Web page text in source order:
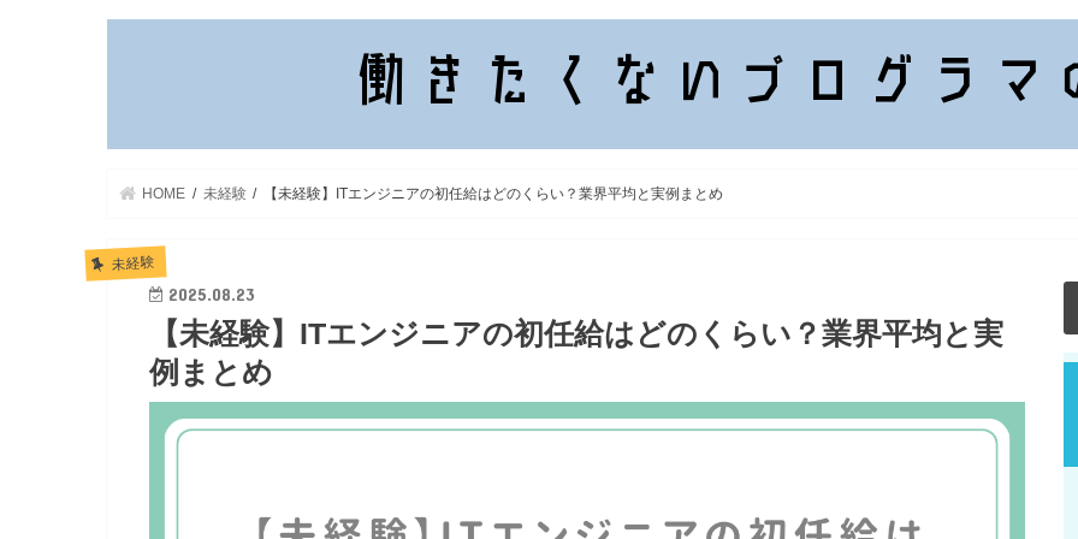
HOME 未経験 【未経験】ITエンジニアの初任給はどのくらい？業界平均と実例まとめ
未経験
2025.08.23
【未経験】ITエンジニアの初任給はどのくらい？業界平均と実
例まとめ